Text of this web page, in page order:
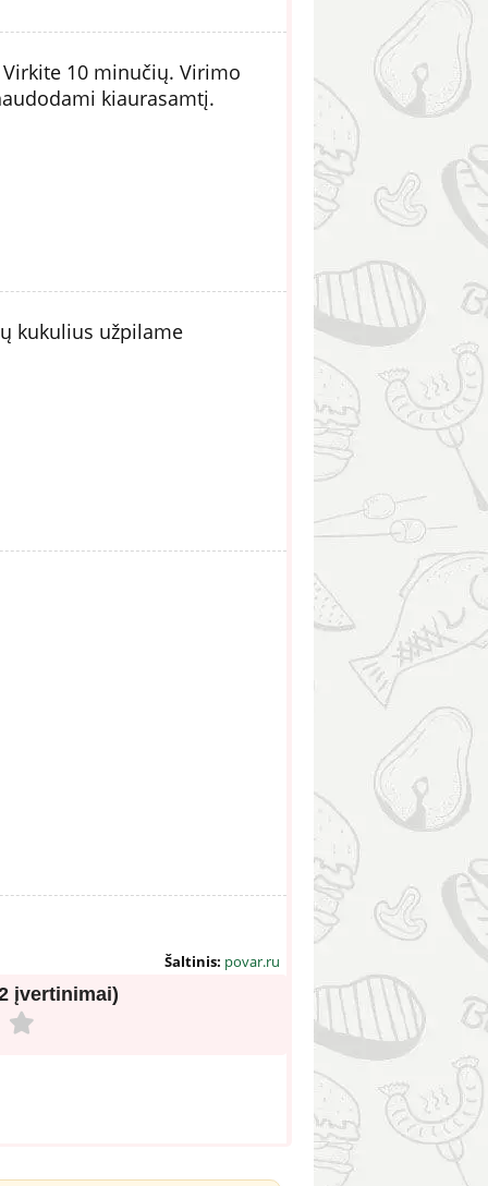
10 minučių. Virimo
kiaurasamtį.
kukulius užpilame
Šaltinis: povar.ru
įvertinimai)